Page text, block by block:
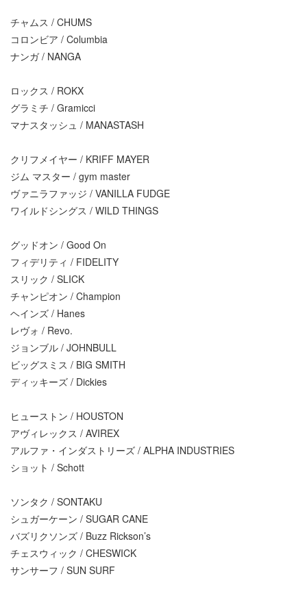
チャムス / CHUMS
コロンビア / Columbia
ナンガ / NANGA
ロックス / ROKX
グラミチ / Gramicci
マナスタッシュ / MANASTASH
クリフメイヤー / KRIFF MAYER
ジム マスター / gym master
ヴァニラファッジ / VANILLA FUDGE
ワイルドシングス / WILD THINGS
グッドオン / Good On
フィデリティ / FIDELITY
スリック / SLICK
チャンピオン / Champion
ヘインズ / Hanes
レヴォ / Revo.
ジョンブル / JOHNBULL
ビッグスミス / BIG SMITH
ディッキーズ / Dickies
ヒューストン / HOUSTON
アヴィレックス / AVIREX
アルファ・インダストリーズ / ALPHA INDUSTRIES
ショット / Schott
ソンタク / SONTAKU
シュガーケーン / SUGAR CANE
バズリクソンズ / Buzz Rickson’s
チェスウィック / CHESWICK
サンサーフ / SUN SURF